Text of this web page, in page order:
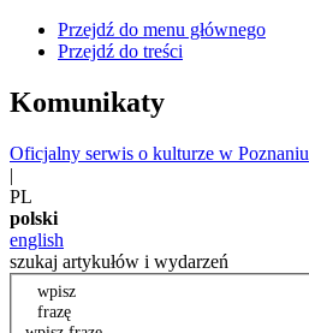
Przejdź do menu głównego
Przejdź do treści
Komunikaty
Oficjalny serwis o kulturze w Poznaniu
|
PL
polski
english
szukaj artykułów i wydarzeń
wpisz
frazę